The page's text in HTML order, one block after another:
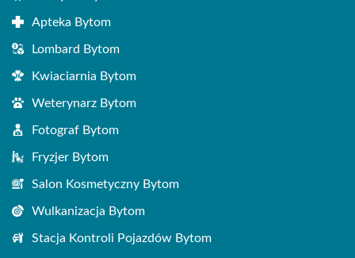
Apteka Bytom
Lombard Bytom
Kwiaciarnia Bytom
Weterynarz Bytom
Fotograf Bytom
Fryzjer Bytom
Salon Kosmetyczny Bytom
Wulkanizacja Bytom
Stacja Kontroli Pojazdów Bytom